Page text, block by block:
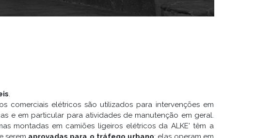
.
comerciais elétricos são utilizados para intervenções em
e em particular para atividades de manutenção em geral.
montadas em camiões ligeiros elétricos da ALKE' têm a